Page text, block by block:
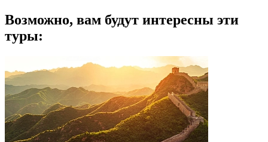
Возможно, вам будут интересны эти
туры: